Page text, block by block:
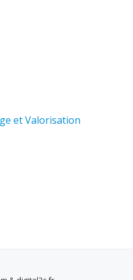
et Valorisation